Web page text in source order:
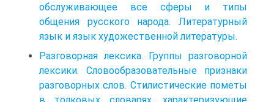
обслуживающее все сферы и типы
общения русского народа. Литературный
язык и язык художественной литературы.
Разговорная лексика. Группы разговорной
лексики. Словообразовательные признаки
разговорных слов. Стилистические пометы